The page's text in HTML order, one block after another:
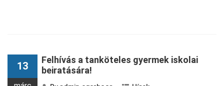
13
Felhívás a tanköteles gyermek iskolai
beiratására!